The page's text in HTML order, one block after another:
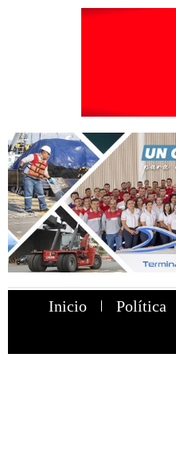
Inicio Política